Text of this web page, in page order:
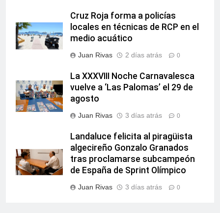
Cruz Roja forma a policías
locales en técnicas de RCP en el
medio acuático
Juan Rivas 2 días atrás 0
La XXXVIII Noche Carnavalesca
vuelve a ‘Las Palomas’ el 29 de
agosto
Juan Rivas 3 días atrás 0
Landaluce felicita al piragüista
algecireño Gonzalo Granados
tras proclamarse subcampeón
de España de Sprint Olímpico
Juan Rivas 3 días atrás 0